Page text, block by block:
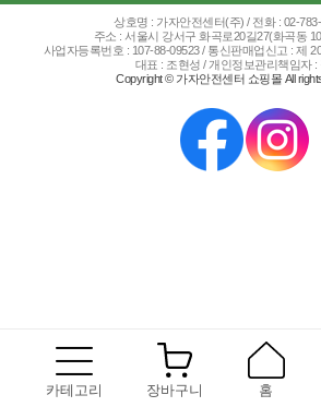
카테고리 장바구니 홈
상호명 : 가자안전센터(주) / 전화 : 02-
주소 : 서울시 강서구 화곡로20길27(화곡동
사업자등록번호 : 107-88-09523 / 통신판매업신고 : 제
대표 : 조현성 / 개인정보관리책임자 :
Copyright © 가자안전센터 쇼핑몰 All